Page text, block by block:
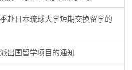
赴日本琉球大学短期交换留学的
出国留学项目的通知